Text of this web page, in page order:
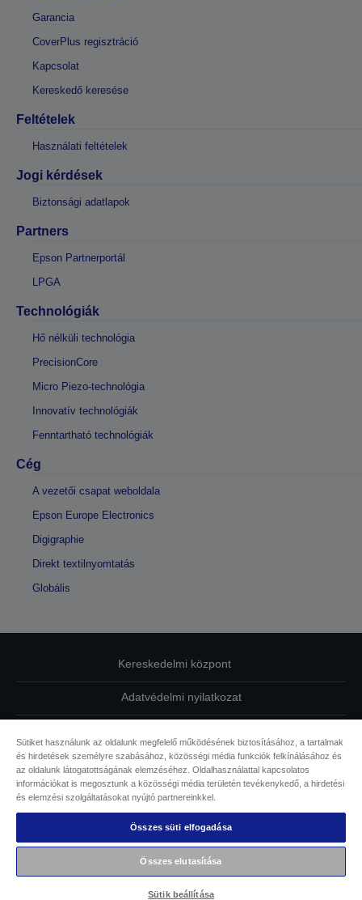
Garancia
CoverPlus regisztráció
Kapcsolat
Kereskedő keresése
Feltételek
Használati feltételek
Jogi kérdések
Biztonsági adatlapok
Partners
Epson Partnerportál
LPGA
Technológiák
Hő nélküli technológia
PrecisionCore
Micro Piezo-technológia
Innovatív technológiák
Fenntartható technológiák
Cég
A vezetői csapat weboldala
Epson Europe Electronics
Digigraphie
Direkt textilnyomtatás
Globális
Kereskedelmi központ
Adatvédelmi nyilatkozat
Kapcsolatfelvétel
Sütikkel kapcsolatos információk
Az Epson elkötelezettsége az akadálymentesség mellett
Copyright © 2026 Seiko Epson
Sütiket használunk az oldalunk megfelelő működésének biztosításához, a tartalmak
és hirdetések személyre szabásához, közösségi média funkciók felkínálásához és
az oldalunk látogatottságának elemzéséhez. Oldalhasználattal kapcsolatos
információkat is megosztunk a közösségi média területén tevékenykedő, a hirdetési
és elemzési szolgáltatásokat nyújtó partnereinkkel.
Összes süti elfogadása
Összes elutasítása
Sütik beállítása